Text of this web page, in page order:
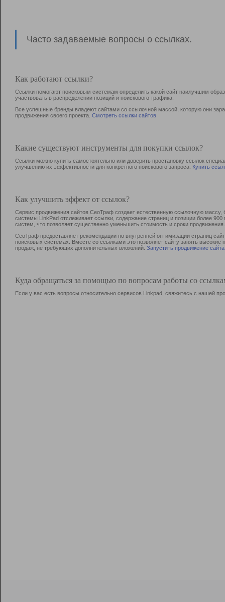
Часто задаваемые вопросы о ссылках.
Как работают ссылки?
Ссылки помогают поисковым системам определить какой сайт наилучшим
участвовать в раcпределении позиций и поискового трафика.
Все успешные бренды владеют сайтами со ссылочной массой, которую они
продвижения своего проекта. Смотреть ссылки сайтов
Какие существуют инструменты для покупки ссылок?
Ссылки можно купить самостоятельно или доверить простановку ссылок
улучшению их эффективности для конкретного поискового запроса. Купить
Как улучшить эффект от ссылок?
Сервис продвижения сайтов СеоТраф создает естественную ссылочную
системы LinkPad отслеживает ссылки, содержание страниц и позиции более
систем, что позволяет существенно уменьшить стоимость и сроки продвижения.
СеоТраф предоставляет рекомендации по внутренней оптимизации страниц
поисковых системах. Вместе со ссылками это позволяет сайту занять
продаж, не требующих дополнительных вложений. Запустить продвижение сайта
Куда обращаться за помощью по вопросам работы со
Если у вас есть вопросы относительно сервисов Linkpad, свяжитесь с нашей